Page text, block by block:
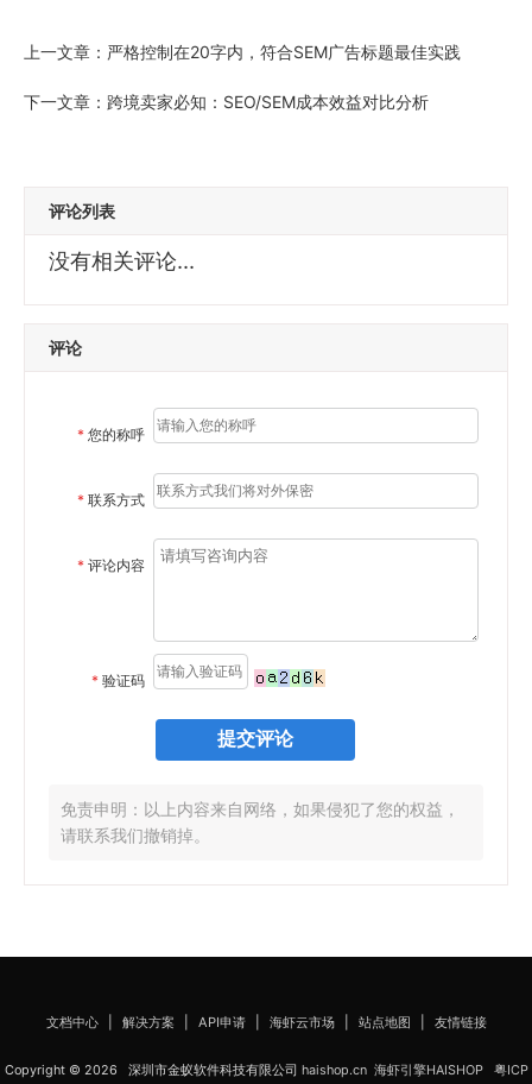
上一文章： 严格控制在20字内，符合SEM广告标题最佳实践
下一文章： 跨境卖家必知：SEO/SEM成本效益对比分析
评论列表
没有相关评论...
评论
* 您的称呼
* 联系方式
* 评论内容
* 验证码
免责申明：以上内容来自网络，如果侵犯了您的权益，
请联系我们撤销掉。
文档中心| 解决方案 API申请| 海虾云市场| 站点地图 友情链接
Copyright © 2026 深圳市金蚁软件科技有限公司 haishop.cn 海虾引擎HAISHOP 粤ICP